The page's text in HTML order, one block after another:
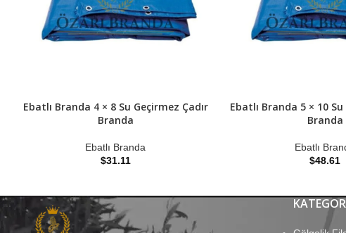
Ebatlı Branda 4 × 8 Su Geçirmez Çadır
Branda
Ebatlı Branda
$31.11
Ebatlı Branda 5 × 10
Branda
Ebatlı
$48.61